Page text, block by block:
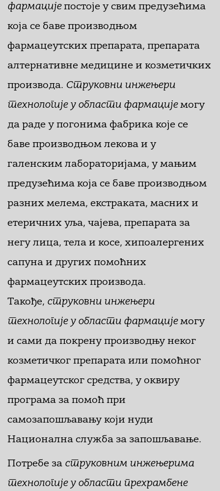
фармацијепостоје у свим предузећима
која се баве производњом
фармацеутских препарата, препарата
алтернативне медицине и козметичких
производа. Струковни инжењери
технологије у области фармацијемогу
да раде у погонима фабрика које се
баве производњом лекова и у
галенским лабораторијама, у мањим
предузећима која се баве производњом
разних мелема, екстраката, масних и
етеричних уља, чајева, препарата за
негу лица, тела и косе, хипоалергених
сапуна и других помоћних
фармацеутских производа.
Такође, струковни инжењери
технологије у области фармацијемогу
и сами да покрену производњу неког
козметичког препарата или помоћног
фармацеутског средства, у оквиру
програма за помоћ при
самозапошљавању који нуди
Национална служба за запошљавање.
Потребе за струковним инжењерима
технологије у области прехрамбене